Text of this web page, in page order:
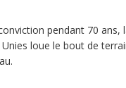
pendant 70
loue le bout de